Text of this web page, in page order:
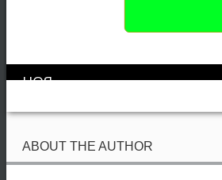
НОЯ
ABOUT THE AUTHOR